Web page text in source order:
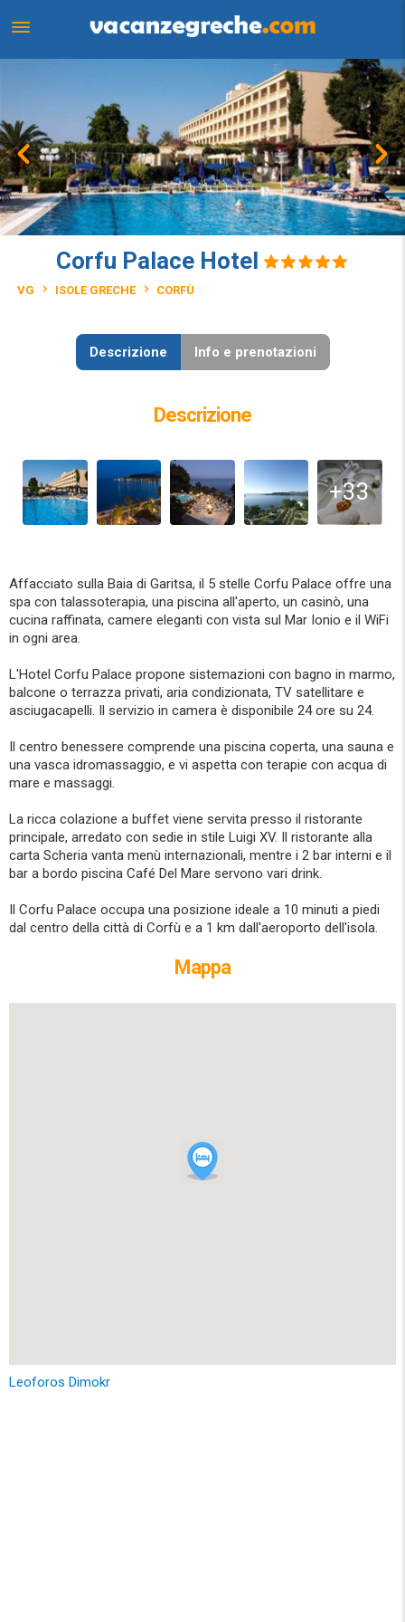
Corfu Palace Hotel
VG ISOLE GRECHE CORFÙ
Descrizione Info e prenotazioni
Descrizione
+33
Affacciato sulla Baia di Garitsa, il 5 stelle Corfu Palace offre una
spa con talassoterapia, una piscina all'aperto, un casinò, una
cucina raffinata, camere eleganti con vista sul Mar Ionio e il WiFi
in ogni area.
L'Hotel Corfu Palace propone sistemazioni con bagno in marmo,
balcone o terrazza privati, aria condizionata, TV satellitare e
asciugacapelli. Il servizio in camera è disponibile 24 ore su 24.
Il centro benessere comprende una piscina coperta, una sauna e
una vasca idromassaggio, e vi aspetta con terapie con acqua di
mare e massaggi.
La ricca colazione a buffet viene servita presso il ristorante
principale, arredato con sedie in stile Luigi XV. Il ristorante alla
carta Scheria vanta menù internazionali, mentre i 2 bar interni e il
bar a bordo piscina Café Del Mare servono vari drink.
Il Corfu Palace occupa una posizione ideale a 10 minuti a piedi
dal centro della città di Corfù e a 1 km dall'aeroporto dell'isola.
Mappa
Leoforos Dimokr